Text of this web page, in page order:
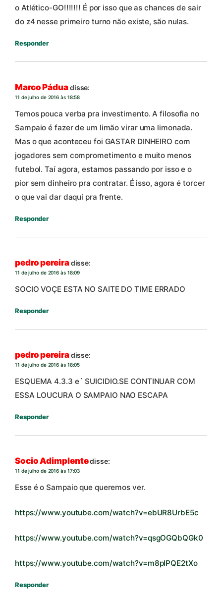
o Atlético-GO!!!!!!! É por isso que as chances de sair
do z4 nesse primeiro turno não existe, são nulas.
Responder
Marco Páduadisse:
11 de julho de 2016 às 18:58
Temos pouca verba pra investimento. A filosofia no
Sampaio é fazer de um limão virar uma limonada.
Mas o que aconteceu foi GASTAR DINHEIRO com
jogadores sem comprometimento e muito menos
futebol. Taí agora, estamos passando por isso e o
pior sem dinheiro pra contratar. É isso, agora é torcer
o que vai dar daqui pra frente.
Responder
pedro pereiradisse:
11 de julho de 2016 às 18:09
SOCIO VOÇE ESTA NO SAITE DO TIME ERRADO
Responder
pedro pereiradisse:
11 de julho de 2016 às 18:05
ESQUEMA 4.3.3 e´ SUICIDIO.SE CONTINUAR COM
ESSA LOUCURA O SAMPAIO NAO ESCAPA
Responder
Socio Adimplentedisse:
11 de julho de 2016 às 17:03
Esse é o Sampaio que queremos ver.
https://www.youtube.com/watch?v=ebUR8UrbE5c
https://www.youtube.com/watch?v=qsgOGQbQGk0
https://www.youtube.com/watch?v=m8plPQE2tXo
Responder